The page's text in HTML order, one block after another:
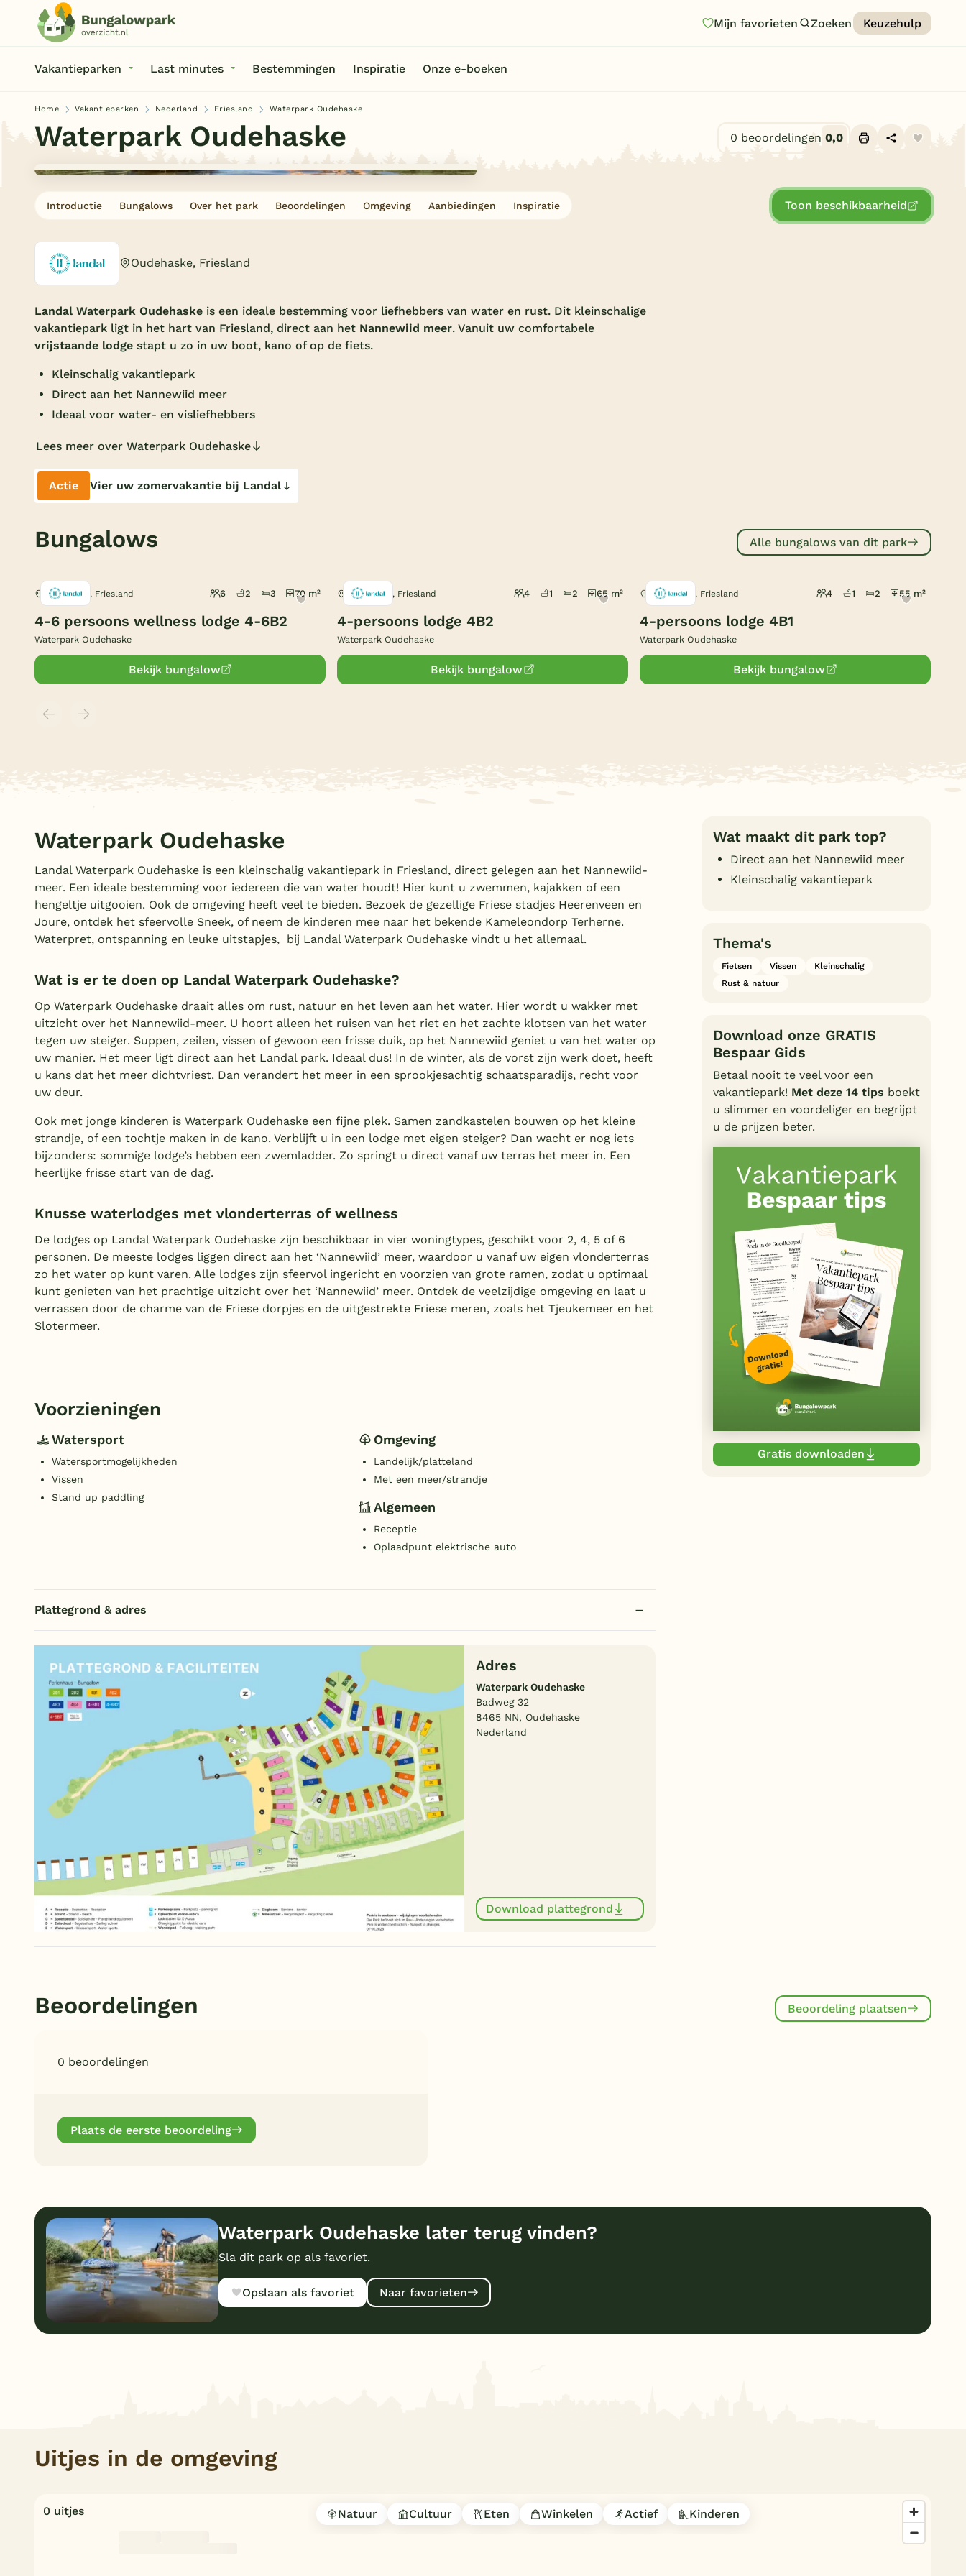
Mijn favorieten Zoeken Keuzehulp
Vakantieparken Last minutes Bestemmingen Inspiratie Onze e-boeken
Texel
Limburg
Duitsland
België
Home Vakantieparken Nederland Friesland Waterpark Oudehaske
Waterpark Oudehaske 0 beoordelingen 0,0
Introductie Bungalows Over het park Beoordelingen Omgeving Aanbiedingen Inspiratie Toon beschikbaarheid
Oudehaske, Friesland
Landal Waterpark Oudehaske is een ideale bestemming voor liefhebbers van water en rust. Dit kleinschalige
vakantiepark ligt in het hart van Friesland, direct aan het Nannewiid meer. Vanuit uw comfortabele
vrijstaande lodge stapt u zo in uw boot, kano of op de fiets.
Kleinschalig vakantiepark
Direct aan het Nannewiid meer
Ideaal voor water- en visliefhebbers
Lees meer over Waterpark Oudehaske
Actie Vier uw zomervakantie bij Landal
Bungalows Alle bungalows van dit park
Oudehaske, Friesland 6 2 3 70 m²
4-6 persoons wellness lodge 4-6B2
Waterpark Oudehaske
Bekijk bungalow
Oudehaske, Friesland 4 1 2 65 m²
4-persoons lodge 4B2
Waterpark Oudehaske
Bekijk bungalow
Oudehaske, Friesland 4 1 2 55 m²
4-persoons lodge 4B1
Waterpark Oudehaske
Bekijk bungalow
Waterpark Oudehaske
Landal Waterpark Oudehaske is een kleinschalig vakantiepark in Friesland, direct gelegen aan het Nannewiid-
meer. Een ideale bestemming voor iedereen die van water houdt! Hier kunt u zwemmen, kajakken of een
hengeltje uitgooien. Ook de omgeving heeft veel te bieden. Bezoek de gezellige Friese stadjes Heerenveen en
Joure, ontdek het sfeervolle Sneek, of neem de kinderen mee naar het bekende Kameleondorp Terherne.
Waterpret, ontspanning en leuke uitstapjes, bij Landal Waterpark Oudehaske vindt u het allemaal.
Wat is er te doen op Landal Waterpark Oudehaske?
Op Waterpark Oudehaske draait alles om rust, natuur en het leven aan het water. Hier wordt u wakker met
uitzicht over het Nannewiid-meer. U hoort alleen het ruisen van het riet en het zachte klotsen van het water
tegen uw steiger. Suppen, zeilen, vissen of gewoon een frisse duik, op het Nannewiid geniet u van het water op
uw manier. Het meer ligt direct aan het Landal park. Ideaal dus! In de winter, als de vorst zijn werk doet, heeft
u kans dat het meer dichtvriest. Dan verandert het meer in een sprookjesachtig schaatsparadijs, recht voor
uw deur.
Ook met jonge kinderen is Waterpark Oudehaske een fijne plek. Samen zandkastelen bouwen op het kleine
strandje, of een tochtje maken in de kano. Verblijft u in een lodge met eigen steiger? Dan wacht er nog iets
bijzonders: sommige lodge’s hebben een zwemladder. Zo springt u direct vanaf uw terras het meer in. Een
heerlijke frisse start van de dag.
Knusse waterlodges met vlonderterras of wellness
De lodges op Landal Waterpark Oudehaske zijn beschikbaar in vier woningtypes, geschikt voor 2, 4, 5 of 6
personen. De meeste lodges liggen direct aan het ‘Nannewiid’ meer, waardoor u vanaf uw eigen vlonderterras
zo het water op kunt varen. Alle lodges zijn sfeervol ingericht en voorzien van grote ramen, zodat u optimaal
kunt genieten van het prachtige uitzicht over het ‘Nannewiid’ meer. Ontdek de veelzijdige omgeving en laat u
verrassen door de charme van de Friese dorpjes en de uitgestrekte Friese meren, zoals het Tjeukemeer en het
Slotermeer.
Voorzieningen
Watersport
Watersportmogelijkheden
Vissen
Stand up paddling
Omgeving
Landelijk/platteland
Met een meer/strandje
Algemeen
Receptie
Oplaadpunt elektrische auto
Plattegrond & adres
Adres
Waterpark Oudehaske
Badweg 32
8465 NN, Oudehaske
Nederland
Download plattegrond
Wat maakt dit park top?
Direct aan het Nannewiid meer
Kleinschalig vakantiepark
Thema's
Fietsen Vissen
Kleinschalig
Rust & natuur
Download onze GRATIS
Bespaar Gids
Betaal nooit te veel voor een
vakantiepark! Met deze 14 tips boekt
u slimmer en voordeliger en begrijpt
u de prijzen beter.
Gratis downloaden
Beoordelingen Beoordeling plaatsen
0 beoordelingen
Plaats de eerste beoordeling
Waterpark Oudehaske later terug vinden?
Sla dit park op als favoriet.
Opslaan als favoriet Naar favorieten
Uitjes in de omgeving
0 uitjes Natuur Cultuur Eten Winkelen Actief Kinderen